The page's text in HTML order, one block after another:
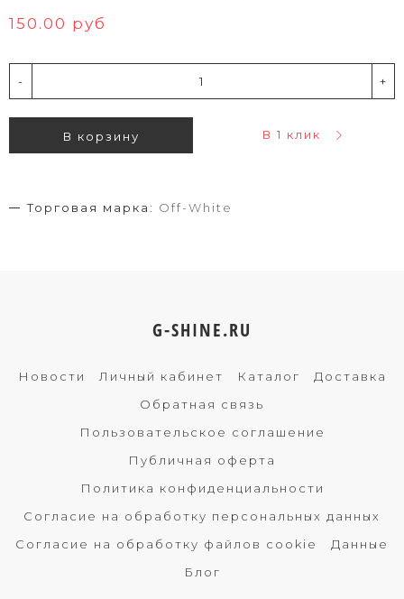
150.00 руб
- +
В корзину В 1 клик
Торговая марка: Off-White
G-SHINE.RU
Новости Личный кабинет Каталог
Доставка
Обратная связь
Пользовательское соглашение
Публичная оферта
Политика конфиденциальности
Согласие на обработку персональных данных
Согласие на обработку файлов cookie
Данные
Блог